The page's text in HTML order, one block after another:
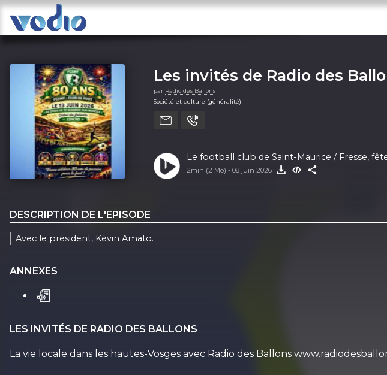
Les invités de Radio des
par Radio des Ballons
Société et culture (généralité)
Le football club de Saint-
2min (2 Mo) - 08 juin 2026
DESCRIPTION DE L'EPISODE
Avec le président, Kévin Amato.
ANNEXES
LES INVITÉS DE RADIO DES BALLONS
La vie locale dans les hautes-Vosges avec Radio des Ballons